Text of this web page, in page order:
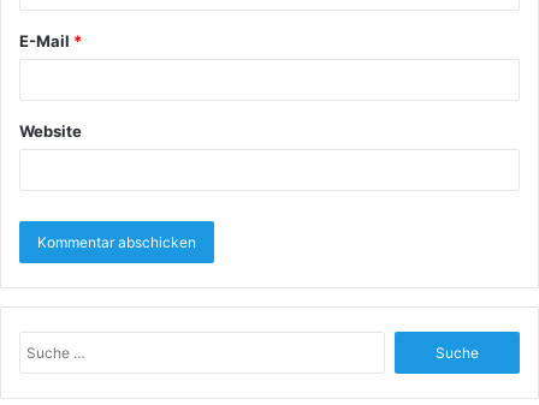
E-Mail *
Website
u
c